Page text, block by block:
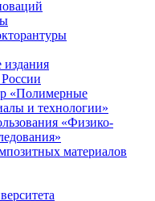
издания
«Полимерные
и технологии»
«Физико-
материалов